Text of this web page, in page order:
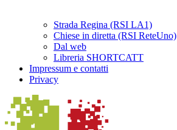
Strada Regina (RSI LA1)
Chiese in diretta (RSI ReteUno)
Dal web
Libreria SHORTCATT
Impressum e contatti
Privacy